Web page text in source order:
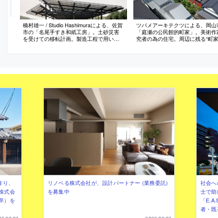
橋村雄一 / Studio Hashimuraによる、佐賀
市の「名尾手すき和紙工房」。土砂災害
を受けての移転計画。製造工程で用いら
を1.2mまで立ち上げる建築を考案。柱を
ツバメアーキテクツによる、岡山
「庭瀬の公民館的町家」。美術
究者の為の住宅。周辺に残る“町
民館”の機能を持つ建築を志向。
、
式会
）を
リノベる株式会社が、設計パートナー (業務委託)
を募集中
社会
士で
「
者・